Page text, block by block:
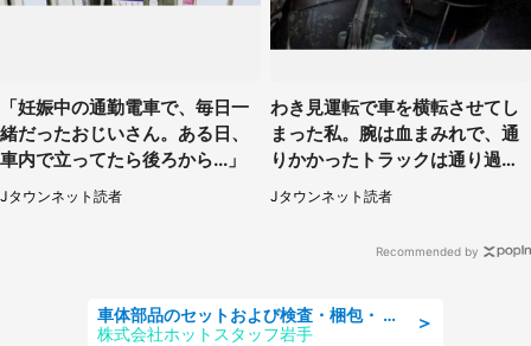
「妊娠中の通勤電車で、毎日一
緒だったおじいさん。ある日、
車内で立ってたら後ろから...」
Jタウンネット読者
わき見運転で車を横転させてし
まった私。腕は血まみれで、通
りかかったトラックは通り過ぎ
ていき...（福岡県・30代女性）
Jタウンネット読者
Recommended by
＞
車体部品のセットおよび検査・梱包・ 月収32万可!自動車部品の組付け・検査 家賃補助あり 長期安定/日払いOK
株式会社ホットスタッフ岩手